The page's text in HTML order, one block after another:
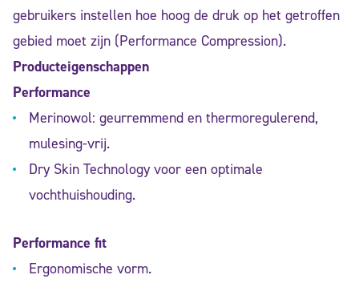
gebruikers instellen hoe hoog de druk op het getroffen
gebied moet zijn (Performance Compression).
Producteigenschappen
Performance
Merinowol: geurremmend en thermoregulerend,
mulesing-vrij.
Dry Skin Technology voor een optimale
vochthuishouding.
Performance fit
Ergonomische vorm.